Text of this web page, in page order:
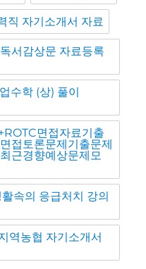
직 자기소개서 자료
서감상문 자료등록
수학 (상) 풀이
면접자료기출
접토론문제기출문제
근경향예상문제모
속의 응급처치 강의
역농협 자기소개서